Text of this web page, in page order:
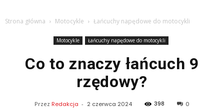
Strona główna Motocykle Łańcuchy napędowe do motocykli
Motocykle Łańcuchy napędowe do motocykli
Co to znaczy łańcuch 9
rzędowy?
Przez Redakcja - 2 czerwca 2024 398 0